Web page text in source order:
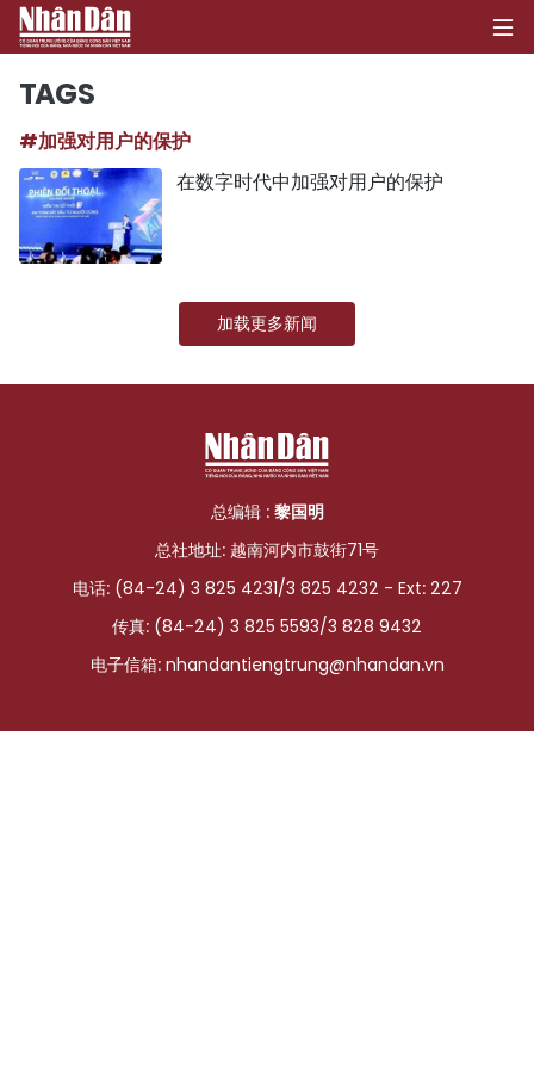
社会
环保
文化
体育
国际
旅游
友谊桥梁
史海
TAGS
#加强对用户的保护
在数字时代中加强对用户的保护
加载更多新闻
总编辑 : 黎国明
总社地址: 越南河内市鼓街71号
电话: (84-24) 3 825 4231/3 825 4232 - Ext: 227
传真: (84-24) 3 825 5593/3 828 9432
电子信箱: nhandantiengtrung@nhandan.vn